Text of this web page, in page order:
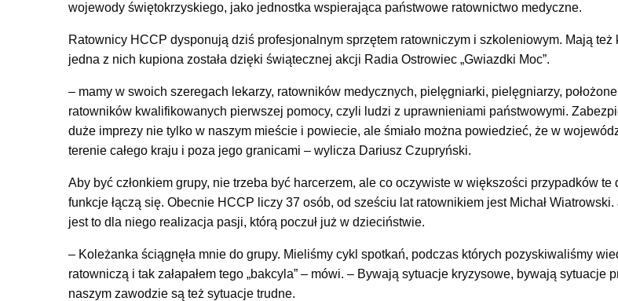
wojewody świętokrzyskiego, jako jednostka wspierająca państwowe ratownictwo medyczne.
Ratownicy HCCP dysponują dziś profesjonalnym sprzętem ratowniczym i szkoleniowym. Mają też
jedna z nich kupiona została dzięki świątecznej akcji Radia Ostrowiec „Gwiazdki Moc”.
– mamy w swoich szeregach lekarzy, ratowników medycznych, pielęgniarki, pielęgniarzy,
ratowników kwalifikowanych pierwszej pomocy, czyli ludzi z uprawnieniami państwowymi.
duże imprezy nie tylko w naszym mieście i powiecie, ale śmiało można powiedzieć, że w
terenie całego kraju i poza jego granicami – wylicza Dariusz Czupryński.
Aby być członkiem grupy, nie trzeba być harcerzem, ale co oczywiste w większości przypadków te
funkcje łączą się. Obecnie HCCP liczy 37 osób, od sześciu lat ratownikiem jest Michał Wiatrowski.
jest to dla niego realizacja pasji, którą poczuł już w dzieciństwie.
– Koleżanka ściągnęła mnie do grupy. Mieliśmy cykl spotkań, podczas których pozyskiwaliśmy
ratowniczą i tak załapałem tego „bakcyla” – mówi. – Bywają sytuacje kryzysowe, bywają sytuacje
naszym zawodzie są też sytuacje trudne.